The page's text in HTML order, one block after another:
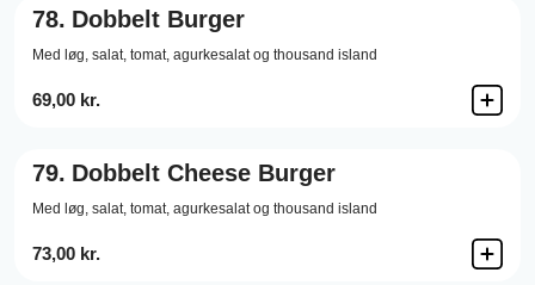
78. Dobbelt Burger
Med løg, salat, tomat, agurkesalat og thousand island
69,00 kr.
79. Dobbelt Cheese Burger
Med løg, salat, tomat, agurkesalat og thousand island
73,00 kr.